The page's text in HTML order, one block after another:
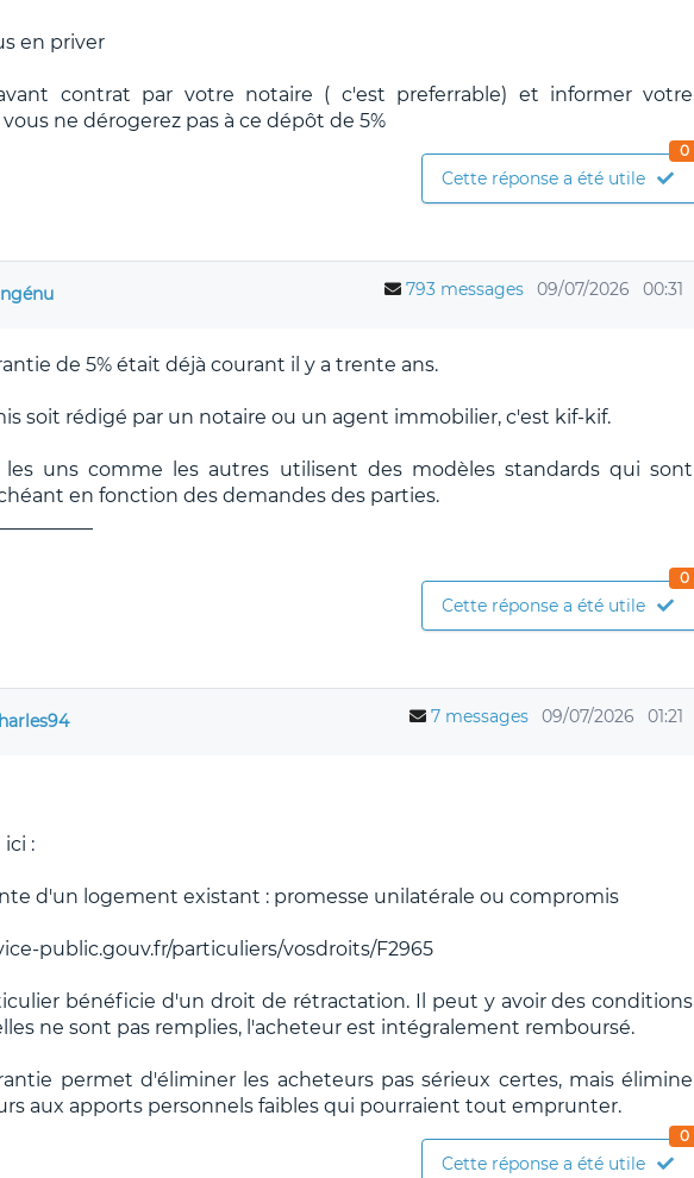
en priver
contrat par votre notaire ( c'est preferrable) et informer votre
ne dérogerez pas à ce dépôt de 5%
Cette réponse a été utile
0
793 messages 09/07/2026 00:31
de 5% était déjà courant il y a trente ans.
soit rédigé par un notaire ou un agent immobilier, c'est kif-kif.
uns comme les autres utilisent des modèles standards qui sont
en fonction des demandes des parties.
Cette réponse a été utile
0
7 messages 09/07/2026 01:21
:
d'un logement existant : promesse unilatérale ou compromis
public.gouv.fr/particuliers/vosdroits/F2965
bénéficie d'un droit de rétractation. Il peut y avoir des conditions
ne sont pas remplies, l'acheteur est intégralement remboursé.
permet d'éliminer les acheteurs pas sérieux certes, mais élimine
aux apports personnels faibles qui pourraient tout emprunter.
Cette réponse a été utile
0